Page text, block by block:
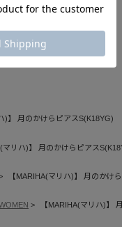
)】 月のかけらピアスS(K18YG)
マリハ)】 月のかけらピアス
【MARIHA(マリハ)】 月のかけ
【MARIHA(マリハ)】